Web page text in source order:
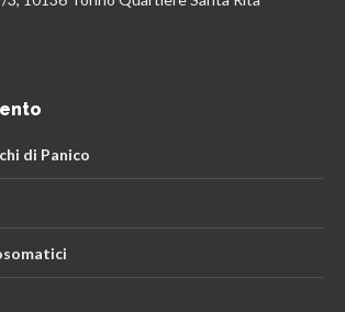
di Panico